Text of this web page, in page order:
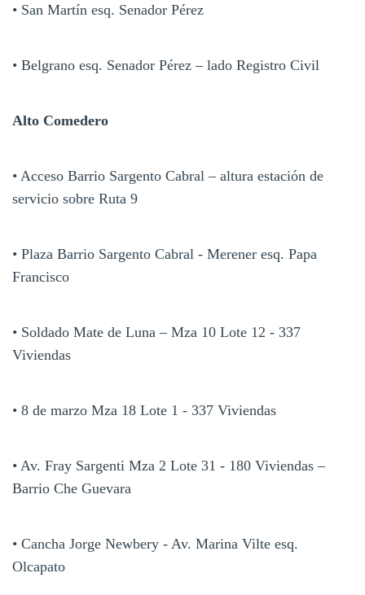
• San Martín esq. Senador Pérez
• Belgrano esq. Senador Pérez – lado Registro Civil
Alto Comedero
• Acceso Barrio Sargento Cabral – altura estación de
servicio sobre Ruta 9
• Plaza Barrio Sargento Cabral - Merener esq. Papa
Francisco
• Soldado Mate de Luna – Mza 10 Lote 12 - 337
Viviendas
• 8 de marzo Mza 18 Lote 1 - 337 Viviendas
• Av. Fray Sargenti Mza 2 Lote 31 - 180 Viviendas –
Barrio Che Guevara
• Cancha Jorge Newbery - Av. Marina Vilte esq.
Olcapato